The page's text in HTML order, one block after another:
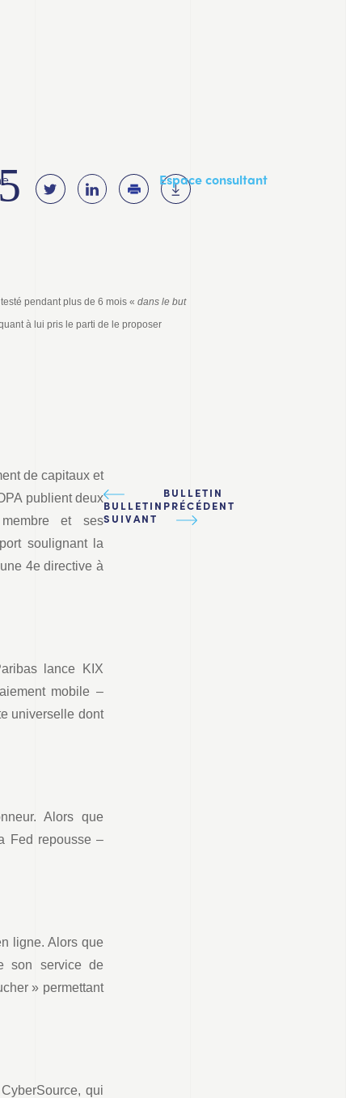
Espace consultant
pendant plus de 6 mois « dans le but
à lui pris le parti de le proposer
de capitaux et
publient deux
et ses
soulignant la
4e directive à
lance KIX
mobile –
universelle dont
Alors que
Fed repousse –
ligne. Alors que
son service de
» permettant
qui
BULLETIN
SUIVANT
BULLETIN
PRÉCÉDENT